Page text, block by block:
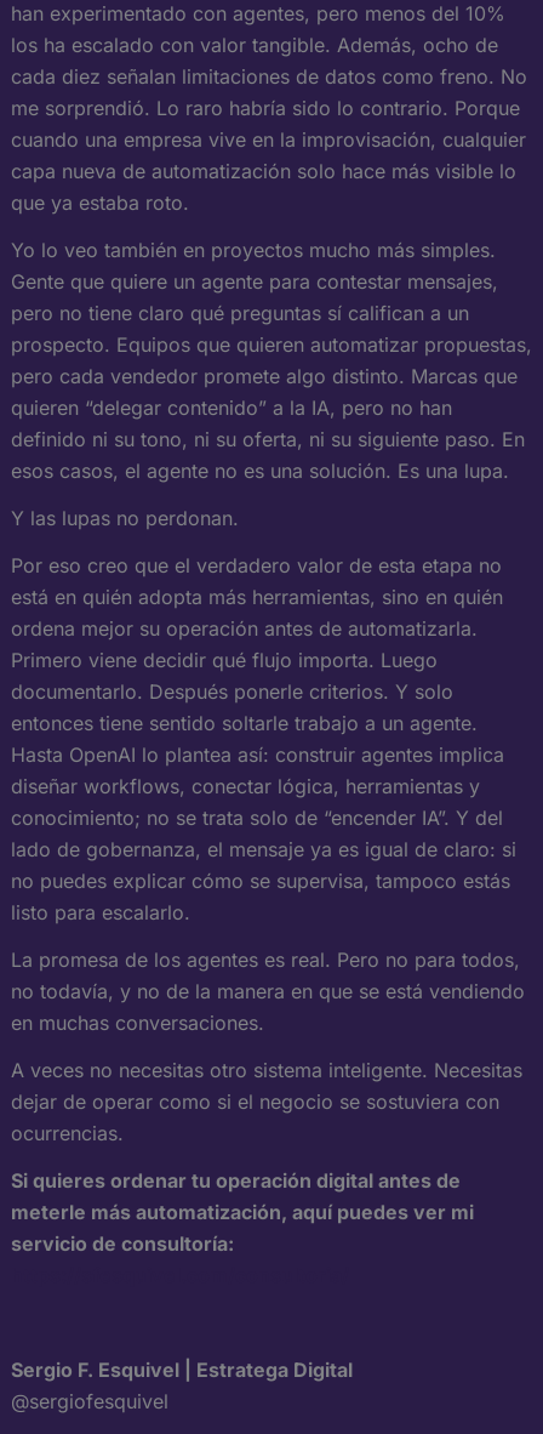
han experimentado con agentes, pero menos del 10%
los ha escalado con valor tangible. Además, ocho de
cada diez señalan limitaciones de datos como freno. No
me sorprendió. Lo raro habría sido lo contrario. Porque
cuando una empresa vive en la improvisación, cualquier
capa nueva de automatización solo hace más visible lo
que ya estaba roto.
Yo lo veo también en proyectos mucho más simples.
Gente que quiere un agente para contestar mensajes,
pero no tiene claro qué preguntas sí califican a un
prospecto. Equipos que quieren automatizar propuestas,
pero cada vendedor promete algo distinto. Marcas que
quieren “delegar contenido” a la IA, pero no han
definido ni su tono, ni su oferta, ni su siguiente paso. En
esos casos, el agente no es una solución. Es una lupa.
Y las lupas no perdonan.
Por eso creo que el verdadero valor de esta etapa no
está en quién adopta más herramientas, sino en quién
ordena mejor su operación antes de automatizarla.
Primero viene decidir qué flujo importa. Luego
documentarlo. Después ponerle criterios. Y solo
entonces tiene sentido soltarle trabajo a un agente.
Hasta OpenAI lo plantea así: construir agentes implica
diseñar workflows, conectar lógica, herramientas y
conocimiento; no se trata solo de “encender IA”. Y del
lado de gobernanza, el mensaje ya es igual de claro: si
no puedes explicar cómo se supervisa, tampoco estás
listo para escalarlo.
La promesa de los agentes es real. Pero no para todos,
no todavía, y no de la manera en que se está vendiendo
en muchas conversaciones.
A veces no necesitas otro sistema inteligente. Necesitas
dejar de operar como si el negocio se sostuviera con
ocurrencias.
Si quieres ordenar tu operación digital antes de
meterle más automatización, aquí puedes ver mi
servicio de consultoría:
Sergio F. Esquivel | Estratega Digital
@sergiofesquivel